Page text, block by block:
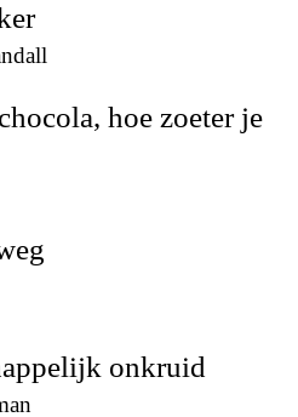
hoe zoeter je
onkruid